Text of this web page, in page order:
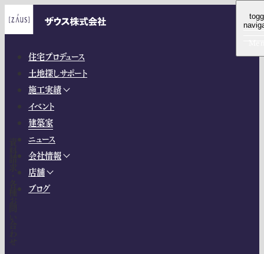
住宅プロデュース
土地探しサポート
施工実績
イベント
建築家
ニュース
会社情報
店舗
ブログ